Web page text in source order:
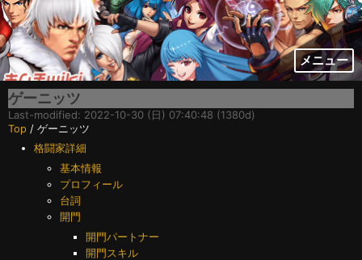
メニュー
ゲーニッツ
Last-modified: 2022-10-30 (日) 07:40:48 (1380d)
Top / ゲーニッツ
格闘家詳細
基本情報
プロフィール
台詞
開門
開門パートナー
開門スキル